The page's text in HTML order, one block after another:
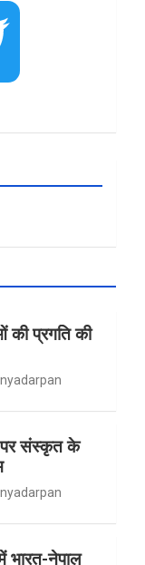
t
e
की प्रगति की
पर संस्कृत के
नेपाल